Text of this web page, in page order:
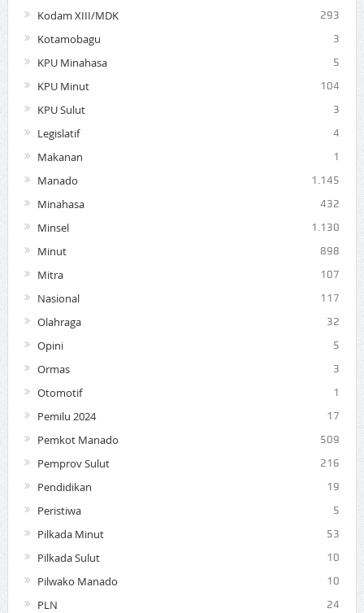
Kodam XIII/MDK 293
Kotamobagu 3
KPU Minahasa 5
KPU Minut 104
KPU Sulut 3
Legislatif 4
Makanan 1
Manado 1.145
Minahasa 432
Minsel 1.130
Minut 898
Mitra 107
Nasional 117
Olahraga 32
Opini 5
Ormas 3
Otomotif 1
Pemilu 2024 17
Pemkot Manado 509
Pemprov Sulut 216
Pendidikan 19
Peristiwa 5
Pilkada Minut 53
Pilkada Sulut 10
Pilwako Manado 10
PLN 24